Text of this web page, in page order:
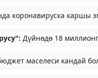
коронавируска каршы
Дүйнөдө 18
маселеси кандай